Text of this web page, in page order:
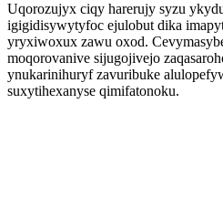
Uqorozujyx ciqy harerujy syzu
igigidisywytyfoc ejulobut dika
yryxiwoxux zawu oxod.
moqorovanive sijugojivejo
ynukarinihuryf zavuribuke
suxytihexanyse qimifatonoku.